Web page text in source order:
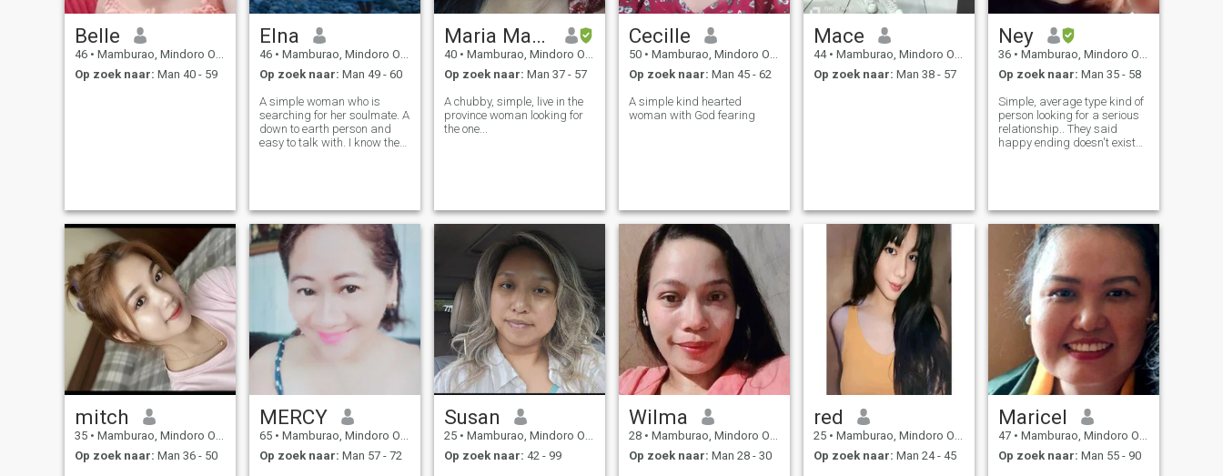
Belle
46 • Mamburao, Mindoro Occidental, Filipijnen
Op zoek naar: Man 40 - 59
Elna
46 • Mamburao, Mindoro Occidental, Filipijnen
Op zoek naar: Man 49 - 60
A simple woman who is
searching for her soulmate. A
down to earth person and
easy to talk with. I know there
Maria Marites
40 • Mamburao, Mindoro Occidental, Filipijnen
Op zoek naar: Man 37 - 57
A chubby, simple, live in the
province woman looking for
the one...
Cecille
50 • Mamburao, Mindoro Occidental, Filipijnen
Op zoek naar: Man 45 - 62
A simple kind hearted
woman with God fearing
Mace
44 • Mamburao, Mindoro Occidental, Filipijnen
Op zoek naar: Man 38 - 57
Ney
36 • Mamburao, Mindoro Occidental, Filipijnen
Op zoek naar: Man 35 - 58
Simple, average type kind of
person looking for a serious
relationship.. They said
happy ending doesn't exist
mitch
35 • Mamburao, Mindoro Occidental, Filipijnen
Op zoek naar: Man 36 - 50
MERCY
65 • Mamburao, Mindoro Occidental, Filipijnen
Op zoek naar: Man 57 - 72
Susan
25 • Mamburao, Mindoro Occidental, Filipijnen
Op zoek naar: 42 - 99
Wilma
28 • Mamburao, Mindoro Occidental, Filipijnen
Op zoek naar: Man 28 - 30
red
25 • Mamburao, Mindoro Occidental, Filipijnen
Op zoek naar: Man 24 - 45
Maricel
47 • Mamburao, Mindoro Occidental, Filipijnen
Op zoek naar: Man 55 - 90